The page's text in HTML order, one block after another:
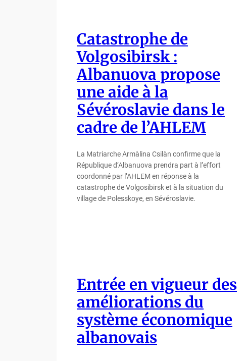
Catastrophe de
Volgosibirsk :
Albanuova propose
une aide à la
Sévéroslavie dans le
cadre de l’AHLEM
La Matriarche Armàlina Csilàn confirme que la
République d’Albanuova prendra part à l’effort
coordonné par l’AHLEM en réponse à la
catastrophe de Volgosibirsk et à la situation du
village de Polesskoye, en Sévéroslavie.
Entrée en vigueur des
améliorations du
système économique
albanovais